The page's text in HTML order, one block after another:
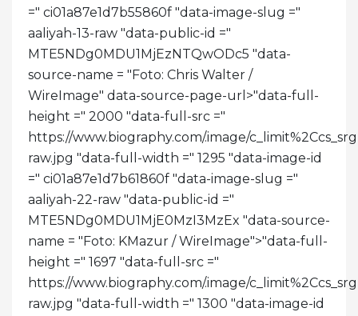
=" ci01a87e1d7b55860f "data-image-slug ="
aaliyah-13-raw "data-public-id ="
MTE5NDg0MDU1MjEzNTQwODc5 "data-
source-name = "Foto: Chris Walter /
WireImage" data-source-page-url>"data-full-
height =" 2000 "data-full-src ="
https://www.biography.com/.image/
raw.jpg "data-full-width =" 1295 "data-image-id
=" ci01a87e1d7b61860f "data-image-slug ="
aaliyah-22-raw "data-public-id ="
MTE5NDg0MDU1MjE0MzI3MzEx "data-source-
name = "Foto: KMazur / WireImage">"data-full-
height =" 1697 "data-full-src ="
https://www.biography.com/.image/
raw.jpg "data-full-width =" 1300 "data-image-id